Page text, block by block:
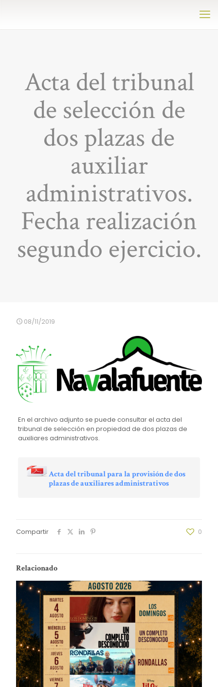
Acta del tribunal
de selección de
dos plazas de
auxiliar
administrativos.
Fecha realización
segundo ejercicio.
08/11/2019
En el archivo adjunto se puede consultar el acta del
tribunal de selección en propiedad de dos plazas de
auxiliares administrativos.
Acta del tribunal para la provisión de dos
plazas de auxiliares administrativos
Compartir 0
Relacionado